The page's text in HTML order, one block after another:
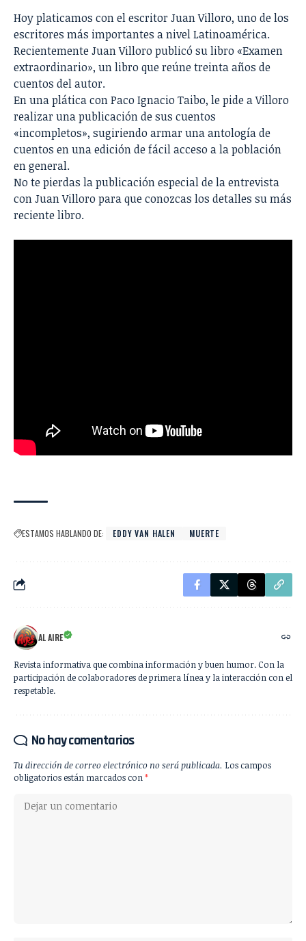
Hoy platicamos con el escritor Juan Villoro, uno de los
escritores más importantes a nivel Latinoamérica.
Recientemente Juan Villoro publicó su libro «Examen
extraordinario», un libro que reúne treinta años de
cuentos del autor.
En una plática con Paco Ignacio Taibo, le pide a Villoro
realizar una publicación de sus cuentos
«incompletos», sugiriendo armar una antología de
cuentos en una edición de fácil acceso a la población
en general.
No te pierdas la publicación especial de la entrevista
con Juan Villoro para que conozcas los detalles su más
reciente libro.
ESTAMOS HABLANDO DE: EDDY VAN HALEN MUERTE
AL AIRE
Revista informativa que combina información y buen humor. Con la
participación de colaboradores de primera línea y la interacción con el
respetable.
No hay comentarios
Tu dirección de correo electrónico no será publicada. Los campos
obligatorios están marcados con*